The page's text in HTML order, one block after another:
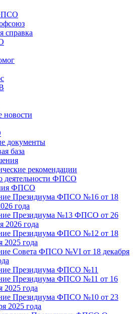
справка
новости
документы
база
рекомендации
деятельности ФПСО
ФПСО
Президиума ФПСО №16 от 18
года
Президиума №13 ФПСО от 26
2026 года
Президиума ФПСО №12 от 18
2025 года
Совета ФПСО №VI от 18 декабря
Президиума ФПСО №11
Президиума ФПСО №11 от 16
2025 года
Президиума ФПСО №10 от 23
2025 года